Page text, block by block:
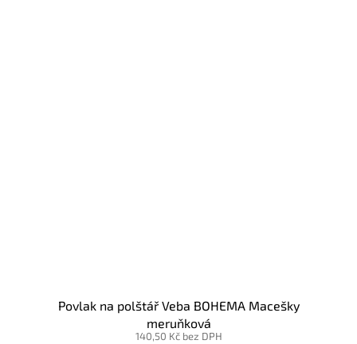
Povlak na polštář Veba BOHEMA Macešky
meruňková
140,50 Kč bez DPH